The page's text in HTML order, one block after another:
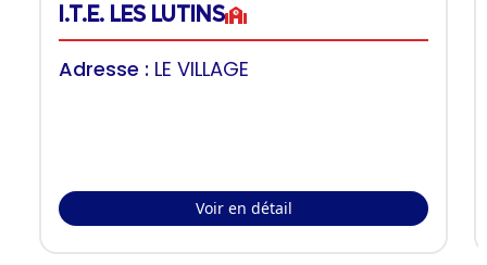
I.T.E. LES LUTINS
Adresse : LE VILLAGE
Voir en détail